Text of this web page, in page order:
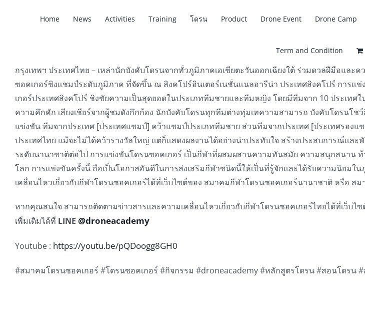
Home News Activities Training โดรน Product Drone Event Drone Camp
Term and Condition
กรุงเทพฯ ประเทศไทย – เหล่านักบังคับโดรนจากทั่วภูมิภาคเอเชียตะวันออกเฉียงใต้ ร่วมดวลฝีมือแล
ซอคเกอร์ชิงแชมป์ระดับภูมิภาค ที่จัดขึ้น ณ สิงคโปร์อินเตอร์เนชั่นแนลอารีน่า ประเทศสิงคโปร์ การ
เกอร์ประเทศสิงคโปร์ ชิงชัยความเป็นสุดยอดในประเภททีมชายและทีมหญิง โดยมีทีมจาก 10 ประเทศ
ความคึกคัก เสียงเชียร์จากผู้ชมดังกึกก้อง นักบังคับโดรนทุกทีมต่างทุ่มเทความสามารถ บังคับโดรนโ
แข่งขัน ทีมจากประเทศ [ประเทศแชมป์] คว้าแชมป์ประเภททีมชาย ส่วนทีมจากประเทศ [ประเทศรอง
ประเทศไทย แม้จะไม่ได้คว้ารางวัลใหญ่ แต่ก็แสดงผลงานได้อย่างน่าประทับใจ สร้างประสบการณ์
ระดับนานาชาติต่อไป การแข่งขันโดรนซอคเกอร์ เป็นกีฬาที่ผสมผสานความทันสมัย ความสนุกสนาน
โลก การแข่งขันครั้งนี้ ถือเป็นโอกาสอันดีในการส่งเสริมกีฬาชนิดนี้ให้เป็นที่รู้จักและได้รับความนิยมใ
เคลื่อนไหวเกี่ยวกับกีฬาโดรนซอคเกอร์ได้ที่เว็บไซต์ของ สมาคมกีฬาโดรนซอคเกอร์นานาชาติ หรือ ส
หากคุณสนใจ สามารถติดตามข่าวสารและความเคลื่อนไหวเกี่ยวกับกีฬาโดรนซอคเกอร์ไทยได้ที่เว็บ
เพิ่มเติมได้ที่ LINE @droneacademy
Youtube : https://youtu.be/pQDoogg8GH0
#สมาคมโดรนซอคเกอร์ #โดรนซอคเกอร์ #กิจกรรม #droneacademy #หลักสูตรโดรน #สอนโดรน